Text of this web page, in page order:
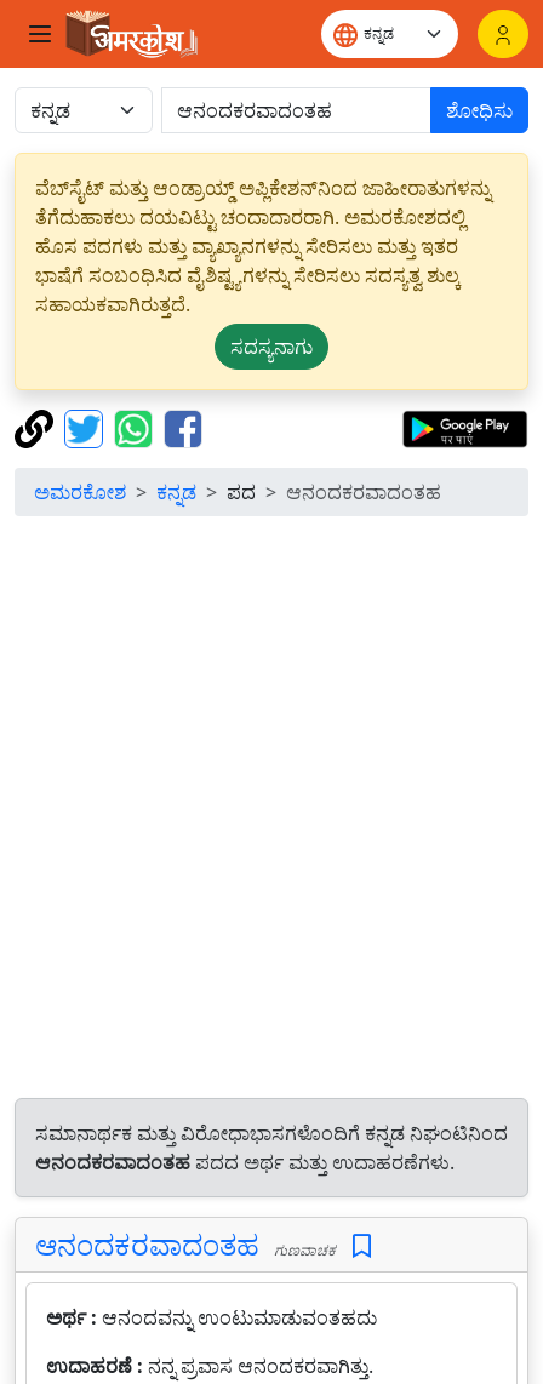
ಶೋಧಿಸು
ವೆಬ್‌ಸೈಟ್ ಮತ್ತು ಆಂಡ್ರಾಯ್ಡ್ ಅಪ್ಲಿಕೇಶನ್‌ನಿಂದ ಜಾಹೀರಾತುಗಳನ್ನು
ತೆಗೆದುಹಾಕಲು ದಯವಿಟ್ಟು ಚಂದಾದಾರರಾಗಿ. ಅಮರಕೋಶದಲ್ಲಿ
ಹೊಸ ಪದಗಳು ಮತ್ತು ವ್ಯಾಖ್ಯಾನಗಳನ್ನು ಸೇರಿಸಲು ಮತ್ತು ಇತರ
ಭಾಷೆಗೆ ಸಂಬಂಧಿಸಿದ ವೈಶಿಷ್ಟ್ಯಗಳನ್ನು ಸೇರಿಸಲು ಸದಸ್ಯತ್ವ ಶುಲ್ಕ
ಸಹಾಯಕವಾಗಿರುತ್ತದೆ.
ಸದಸ್ಯನಾಗು
ಅಮರಕೋಶ ಕನ್ನಡ ಪದ ಆನಂದಕರವಾದಂತಹ
ಸಮಾನಾರ್ಥಕ ಮತ್ತು ವಿರೋಧಾಭಾಸಗಳೊಂದಿಗೆ ಕನ್ನಡ ನಿಘಂಟಿನಿಂದ
ಆನಂದಕರವಾದಂತಹ ಪದದ ಅರ್ಥ ಮತ್ತು ಉದಾಹರಣೆಗಳು.
ಆನಂದಕರವಾದಂತಹ ಗುಣವಾಚಕ
ಅರ್ಥ : ಆನಂದವನ್ನು ಉಂಟುಮಾಡುವಂತಹದು
ಉದಾಹರಣೆ : ನನ್ನ ಪ್ರವಾಸ ಆನಂದಕರವಾಗಿತ್ತು.